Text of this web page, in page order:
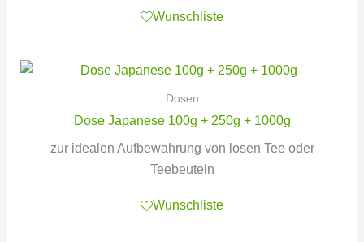
Wunschliste
Dosen
Dose Japanese 100g + 250g + 1000g
zur idealen Aufbewahrung von losen Tee oder
Teebeuteln
Wunschliste